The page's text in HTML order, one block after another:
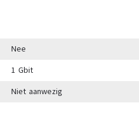
Nee
1 Gbit
Niet aanwezig